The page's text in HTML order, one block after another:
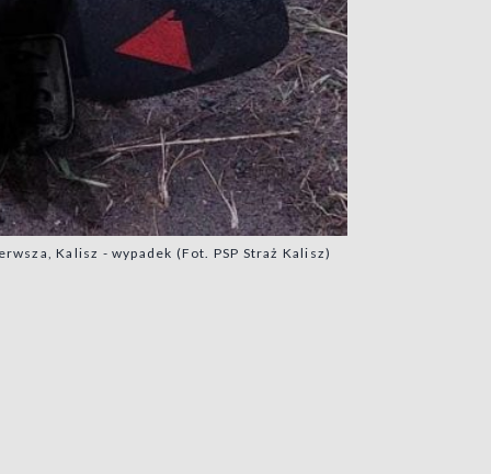
Kalisz - wypadek (Fot. PSP Straż Kalisz)